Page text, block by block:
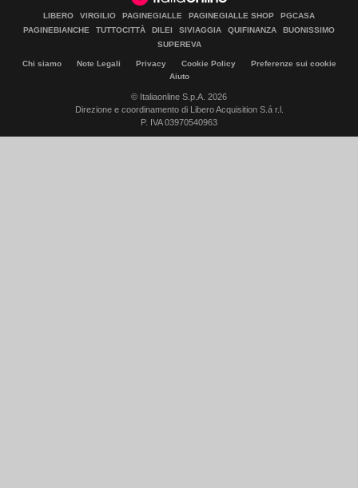
LIBERO VIRGILIO PAGINEGIALLE PAGINEGIALLE SHOP
PGCASA
PAGINEBIANCHE
TUTTOCITTÀ DILEI SIVIAGGIA QUIFINANZA
BUONISSIMO
SUPEREVA
Chi siamo Note Legali Privacy Cookie Policy
Preferenze sui cookie
Aiuto
© Italiaonline S.p.A. 2026
Direzione e coordinamento di Libero Acquisition S.á r.l.
P. IVA 03970540963